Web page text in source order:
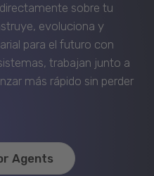
sobre tu
evoluciona y
para el futuro con
trabajan junto a
más rápido sin perder
Agents